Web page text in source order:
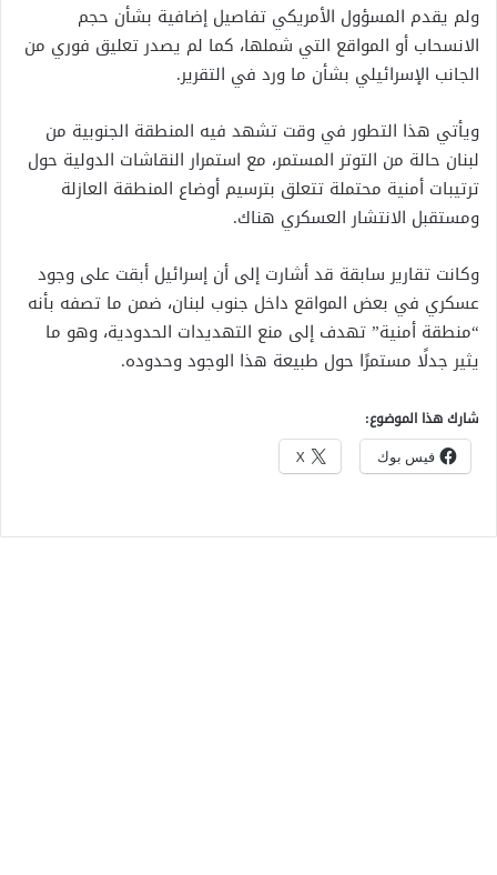
ولم يقدم المسؤول الأمريكي تفاصيل إضافية بشأن حجم
الانسحاب أو المواقع التي شملها، كما لم يصدر تعليق فوري من
الجانب الإسرائيلي بشأن ما ورد في التقرير.
ويأتي هذا التطور في وقت تشهد فيه المنطقة الجنوبية من
لبنان حالة من التوتر المستمر، مع استمرار النقاشات الدولية حول
ترتيبات أمنية محتملة تتعلق بترسيم أوضاع المنطقة العازلة
ومستقبل الانتشار العسكري هناك.
وكانت تقارير سابقة قد أشارت إلى أن إسرائيل أبقت على وجود
عسكري في بعض المواقع داخل جنوب لبنان، ضمن ما تصفه بأنه
“منطقة أمنية” تهدف إلى منع التهديدات الحدودية، وهو ما
يثير جدلًا مستمرًا حول طبيعة هذا الوجود وحدوده.
شارك هذا الموضوع:
فيس بوك X